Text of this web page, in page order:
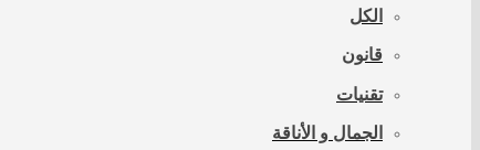
الكل
قانون
تقنيات
الجمال و الأناقة